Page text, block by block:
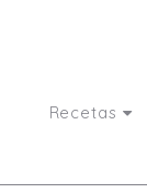
Recetas